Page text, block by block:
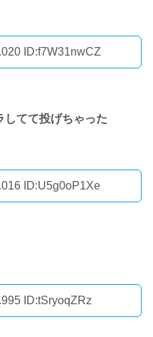
ID:f7W31nwCZ
してて投げちゃった
ID:U5g0oP1Xe
ID:tSryoqZRz